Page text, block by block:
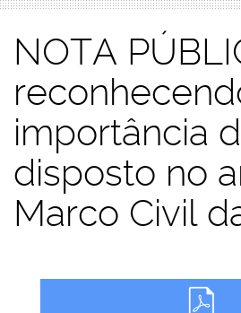
NOTA
importância
disposto no
Marco Civil